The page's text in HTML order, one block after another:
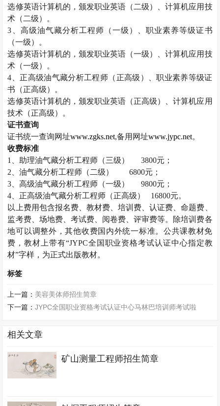
选修英语计算机的，颁发职业英语（二级）、计算机应用技
术（二级）。
3 、高级油气藏分析工程师（一级）、职业素养等级证书
（一级）。
选修英语计算机的，颁发职业英语（一级）、计算机应用技
术（一级）。
4 、正高级油气藏分析工程师（正高级）、职业素养等级证
书（正高级）。
选修英语计算机的，颁发职业英语（正高级）、计算机应用
技术（正高级）。
证书查询
证书统一查询网址www.zgks.net,备用网址www.jypc.net。
收费标准
1
、助理油气藏分析工程师（三级） 3800元；
2 、油气藏分析工程师（二级） 6800元；
3 、高级油气藏分析工程师（一级） 9800元；
4 、正高级油气藏分析工程师（正高级） 16800元。
以上费用包含报名费、教材费、培训费、认证费、命题费、
监考费、场地费、考试费、阅卷费、评审费等。除培训费各
地可以调整外，其他收费国内外统一标准。公共课教材免
费，教材上带有“JYPC全国职业资格考试认证中心指定教
材”字样，为正式出版教材。
标签
上一篇： 美容美体师招生简章
下一篇：JYPC全国职业资格考试认证中心马林巴培训师考试啦
相关文章
矿山测量工程师招生简章